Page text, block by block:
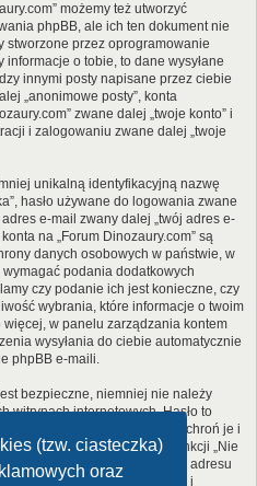
(tzw. ciasteczka)
oraz
możemy też utworzyć
phpBB, ale ich ten dokument nie
stworzone przez oprogramowanie
o tobie, to dane wysyłane
innymi posty napisane przez ciebie
„anonimowe posty”, konta
zwane dalej „twoje konto” i
i zalogowaniu zwane dalej „twoje
unikalną identyfikacyjną nazwę
hasło używane do logowania zwane
e-mail zwany dalej „twój adres e-
na „Forum Dinozaury.com” są
danych osobowych w państwie, w
podania dodatkowych
czy podanie ich jest konieczne, czy
wybrania, które informacje o twoim
w panelu zarządzania kontem
wysyłania do ciebie automatycznie
phpBB e-maili.
bezpieczne, niemniej nie należy
witrynach internetowych. Hasło to
„Forum Dinozaury.com”, więc chroń je i
. Jeśli je zapomnisz, użyj funkcji „Nie
o podanie nazwy użytkownika i adresu
wygenerowane nowe hasło i